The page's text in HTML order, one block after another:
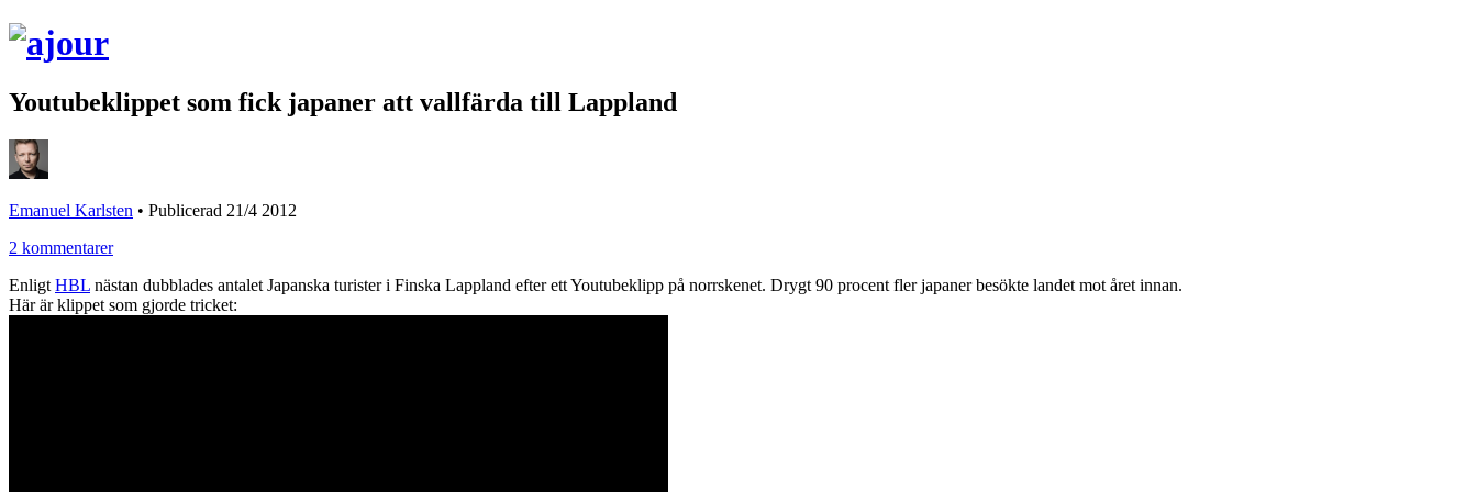
Youtubeklippet som fick japaner att vallfärda till Lappland
Emanuel Karlsten • Publicerad 21/4 2012
2 kommentarer
Enligt HBL nästan dubblades antalet Japanska turister i Finska Lappland efter ett Youtubeklipp på norrskenet. Drygt 90 procent fler japaner besökte landet mot året innan.
Här är klippet som gjorde tricket: